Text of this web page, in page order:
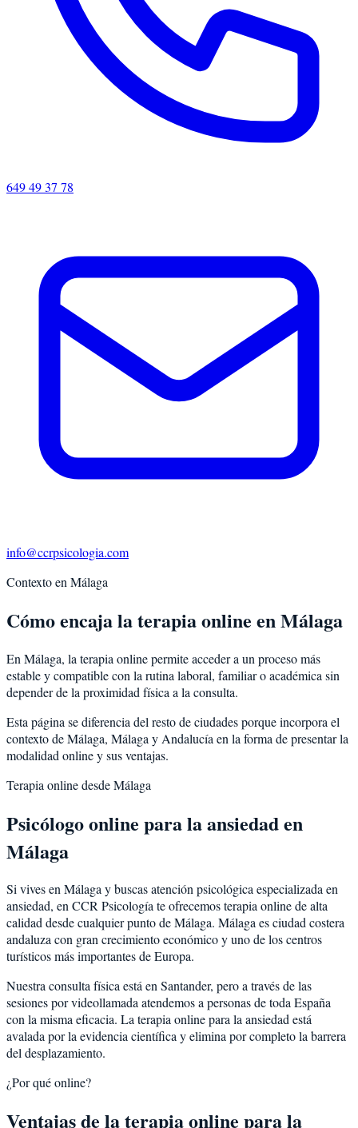
649 49 37 78
info@ccrpsicologia.com
Contexto en Málaga
Cómo encaja la terapia online en Málaga
En Málaga, la terapia online permite acceder a un proceso más
estable y compatible con la rutina laboral, familiar o académica sin
depender de la proximidad física a la consulta.
Esta página se diferencia del resto de ciudades porque incorpora el
contexto deMálaga, Málaga y Andalucía en la forma de presentar la
modalidad online y sus ventajas.
Terapia online desdeMálaga
Psicólogo online para laansiedaden
Málaga
Si vives enMálagay buscas atención psicológica especializada en
ansiedad, en CCR Psicología te ofrecemos terapia online de alta
calidad desde cualquier punto deMálaga. Málagaesciudad costera
andaluza con gran crecimiento económico y uno de los centros
turísticos más importantes de Europa.
Nuestra consulta física está en Santander, pero a través de las
sesiones por videollamada atendemos a personas de toda España
con la misma eficacia. La terapia online para laansiedadestá
avalada por la evidencia científica y elimina por completo la barrera
del desplazamiento.
¿Por qué online?
Ventajas de la terapia online para la